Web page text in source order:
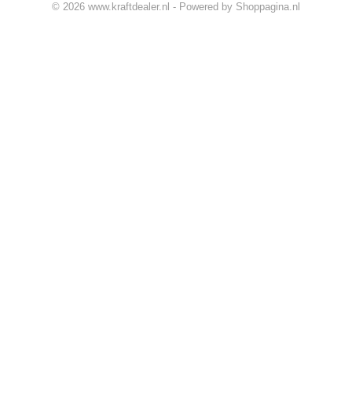
© 2026 www.kraftdealer.nl - Powered by Shoppagina.nl